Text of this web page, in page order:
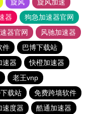
旋风
旋风加速
器
狗急加速器官网
器官网
风驰加速器
件
巴博下载站
速器
快橙加速器
老王vnp
载站
免费跨墙软件
速度器 酷通加速器